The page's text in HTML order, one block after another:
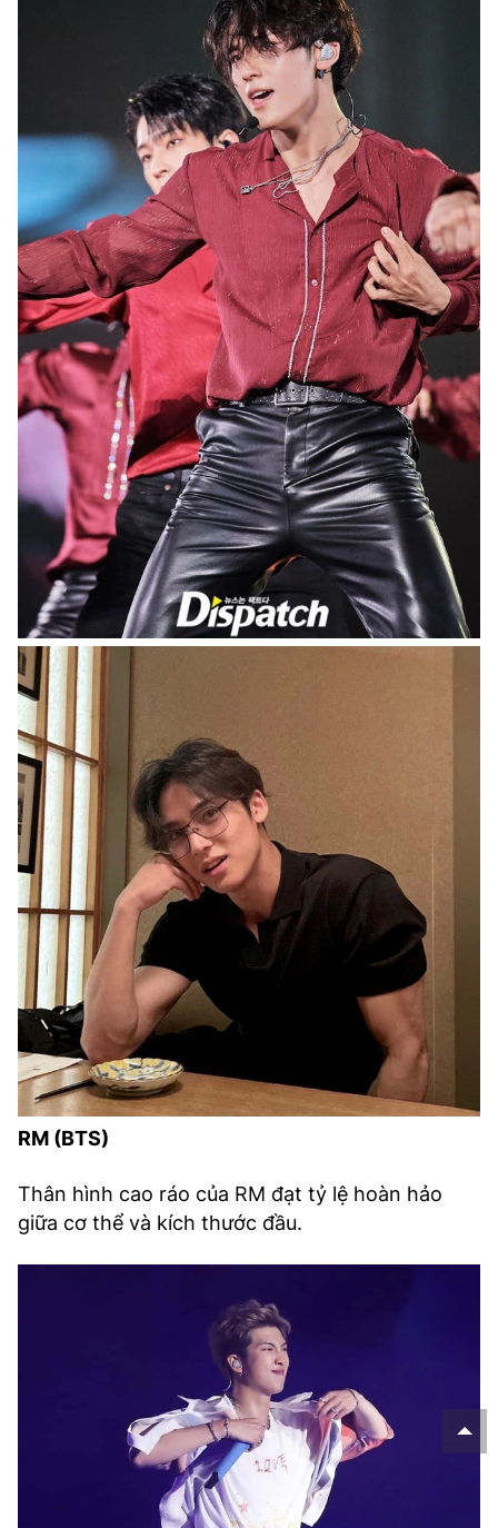
RM (BTS)
Thân hình cao ráo của RM đạt tỷ lệ hoàn hảo
giữa cơ thể và kích thước đầu.